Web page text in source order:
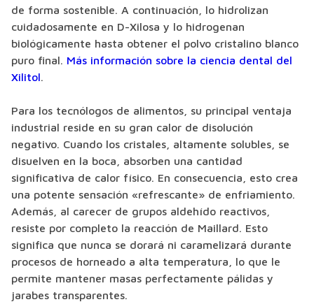
de forma sostenible. A continuación, lo hidrolizan
cuidadosamente en D-Xilosa y lo hidrogenan
biológicamente hasta obtener el polvo cristalino blanco
puro final. Más información sobre la ciencia dental del
Xilitol.
Para los tecnólogos de alimentos, su principal ventaja
industrial reside en su gran calor de disolución
negativo. Cuando los cristales, altamente solubles, se
disuelven en la boca, absorben una cantidad
significativa de calor físico. En consecuencia, esto crea
una potente sensación «refrescante» de enfriamiento.
Además, al carecer de grupos aldehído reactivos,
resiste por completo la reacción de Maillard. Esto
significa que nunca se dorará ni caramelizará durante
procesos de horneado a alta temperatura, lo que le
permite mantener masas perfectamente pálidas y
jarabes transparentes.